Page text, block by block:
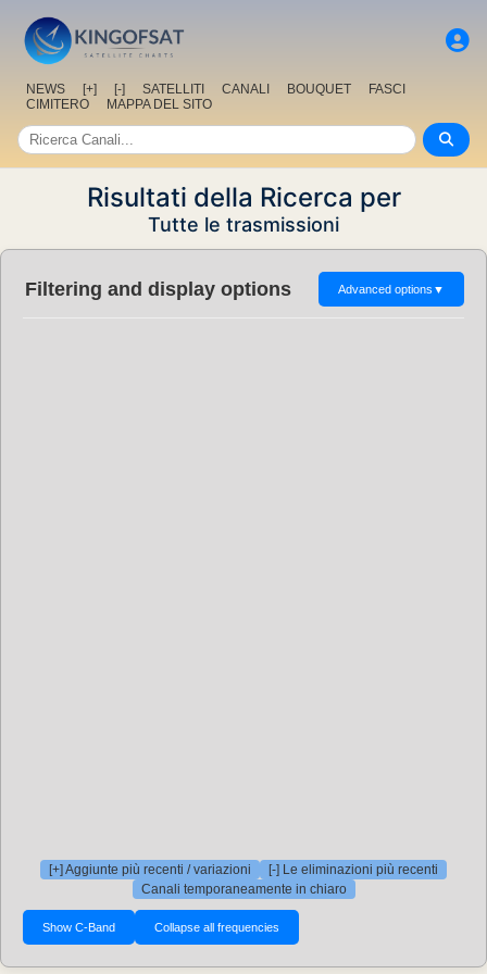
NEWS [+] [-] SATELLITI CANALI BOUQUET
FASCI
CIMITERO
MAPPA DEL SITO
Risultati della Ricerca per
Tutte le trasmissioni
Filtering and display options Advanced options ▼
[+] Aggiunte più recenti / variazioni
[-] Le eliminazioni più recenti
Canali temporaneamente in chiaro